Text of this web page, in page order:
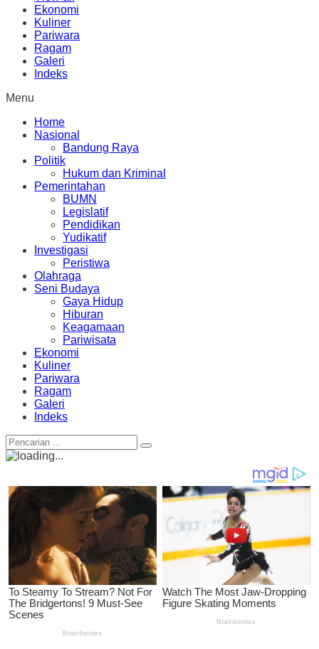
Ekonomi
Kuliner
Pariwara
Ragam
Galeri
Indeks
Menu
Home
Nasional
Bandung Raya
Politik
Hukum dan Kriminal
Pemerintahan
BUMN
Legislatif
Pendidikan
Yudikatif
Investigasi
Peristiwa
Olahraga
Seni Budaya
Gaya Hidup
Hiburan
Keagamaan
Pariwisata
Ekonomi
Kuliner
Pariwara
Ragam
Galeri
Indeks